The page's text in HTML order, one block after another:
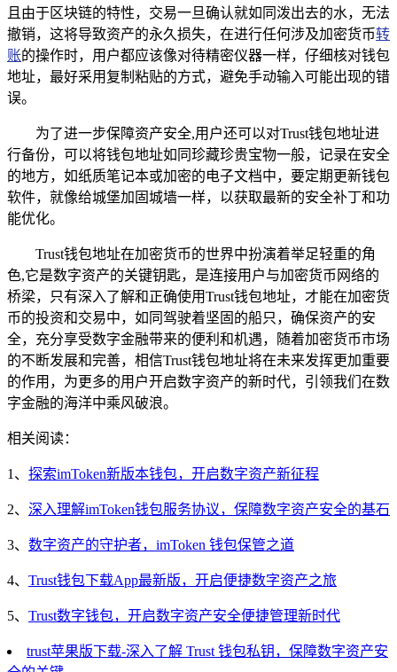
且由于区块链的特性，交易一旦确认就如同泼出去的水，无法
撤销，这将导致资产的永久损失，在进行任何涉及加密货币转
账的操作时，用户都应该像对待精密仪器一样，仔细核对钱包
地址，最好采用复制粘贴的方式，避免手动输入可能出现的错
误。
为了进一步保障资产安全,用户还可以对Trust钱包地址进
行备份，可以将钱包地址如同珍藏珍贵宝物一般，记录在安全
的地方，如纸质笔记本或加密的电子文档中，要定期更新钱包
软件，就像给城堡加固城墙一样，以获取最新的安全补丁和功
能优化。
Trust钱包地址在加密货币的世界中扮演着举足轻重的角
色,它是数字资产的关键钥匙，是连接用户与加密货币网络的
桥梁，只有深入了解和正确使用Trust钱包地址，才能在加密货
币的投资和交易中，如同驾驶着坚固的船只，确保资产的安
全，充分享受数字金融带来的便利和机遇，随着加密货币市场
的不断发展和完善，相信Trust钱包地址将在未来发挥更加重要
的作用，为更多的用户开启数字资产的新时代，引领我们在数
字金融的海洋中乘风破浪。
相关阅读：
1、 探索imToken新版本钱包，开启数字资产新征程
2、 深入理解imToken钱包服务协议，保障数字资产安全的基石
3、 数字资产的守护者，imToken 钱包保管之道
4、 Trust钱包下载App最新版，开启便捷数字资产之旅
5、 Trust数字钱包，开启数字资产安全便捷管理新时代
trust苹果版下载-深入了解 Trust 钱包私钥，保障数字资产安